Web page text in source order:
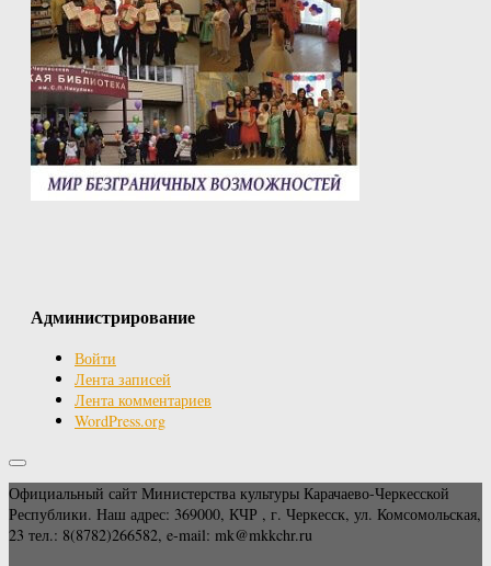
Администрирование
Войти
Лента записей
Лента комментариев
WordPress.org
Официальный сайт Министерства культуры Карачаево-Черкесской
Республики. Наш адрес: 369000, КЧР , г. Черкесск, ул. Комсомольская,
23 тел.: 8(8782)266582, e-mail: mk@mkkchr.ru